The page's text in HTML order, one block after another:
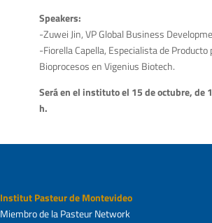
Speakers:
-Zuwei Jin, VP Global Business
-Fiorella Capella, Especialista de Producto
Bioprocesos en Vigenius Biotech.
Será en el instituto el 15 de octubre, de
h.
Institut Pasteur de Montevideo
Miembro de la Pasteur Network